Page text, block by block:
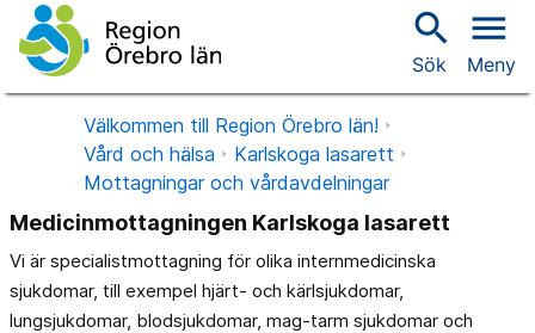
search
Sök
menu
Meny
Välkommen till Region Örebro län!
Vård och hälsa
Karlskoga lasarett
Mottagningar och vårdavdelningar
Medicinmottagningen Karlskoga lasarett
Vi är specialistmottagning för olika internmedicinska
sjukdomar, till exempel hjärt- och kärlsjukdomar,
lungsjukdomar, blodsjukdomar, mag-tarm sjukdomar och